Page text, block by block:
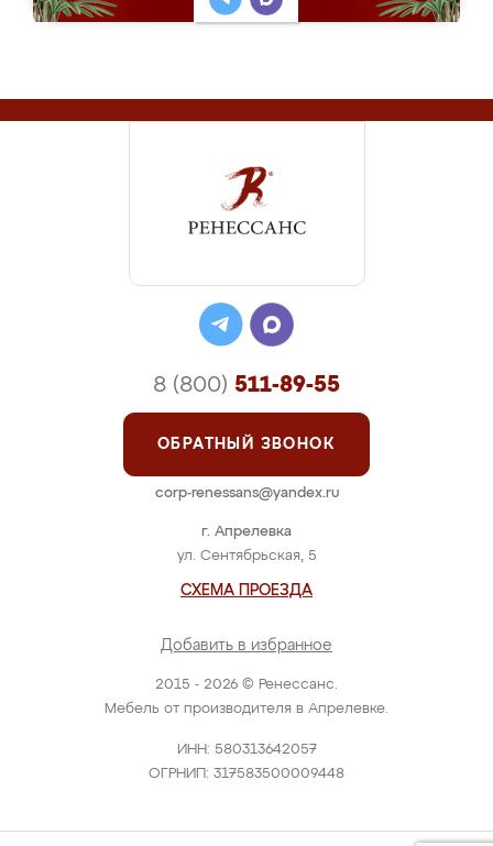
2015 - 2026 © Ренессанс.
Мебель от производителя в Апрелевке.
ИНН: 580313642057
ОГРНИП: 317583500009448
г. Апрелевка
ул. Сентябрьская, 5
СХЕМА ПРОЕЗДА
Добавить в избранное
8 (800) 511-89-55
ОБРАТНЫЙ ЗВОНОК
corp-renessans@yandex.ru